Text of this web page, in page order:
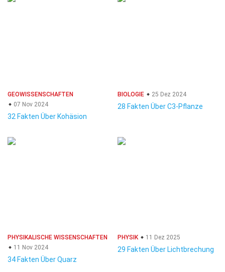
GEOWISSENSCHAFTEN
07 Nov 2024
32 Fakten Über Kohäsion
BIOLOGIE 25 Dez 2024
28 Fakten Über C3-Pflanze
PHYSIKALISCHE WISSENSCHAFTEN
11 Nov 2024
34 Fakten Über Quarz
PHYSIK 11 Dez 2025
29 Fakten Über Lichtbrechung